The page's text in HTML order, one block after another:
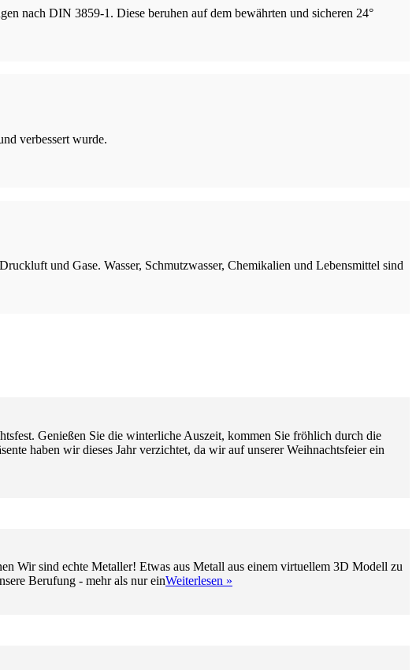
nach DIN 3859-1. Diese beruhen auf dem bewährten und sicheren 24°
verbessert wurde.
und Gase. Wasser, Schmutzwasser, Chemikalien und Lebensmittel sind
Genießen Sie die winterliche Auszeit, kommen Sie fröhlich durch die
haben wir dieses Jahr verzichtet, da wir auf unserer Weihnachtsfeier ein
Wir sind echte Metaller! Etwas aus Metall aus einem virtuellem 3D Modell zu
Berufung - mehr als nur einWeiterlesen »